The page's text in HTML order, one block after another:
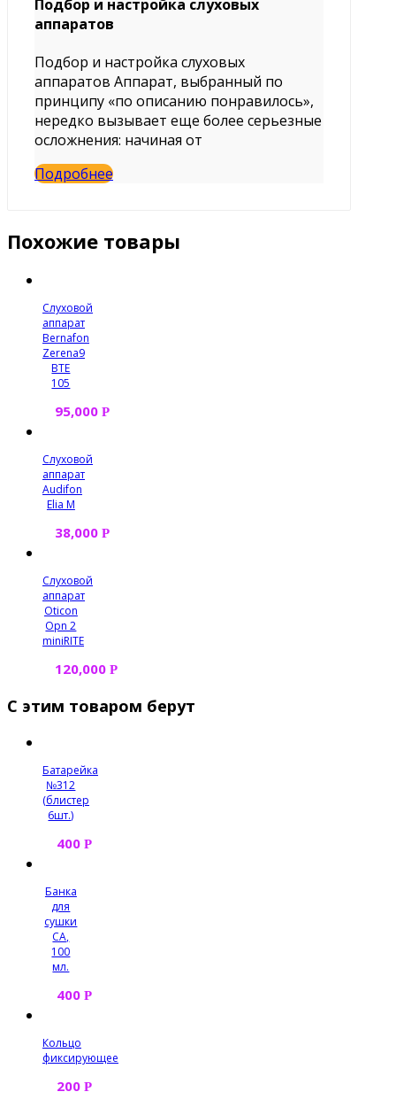
Подбор и настройка слуховых
аппаратов
Подбор и настройка слуховых
аппаратов Аппарат, выбранный по
принципу «по описанию понравилось»,
нередко вызывает еще более серьезные
осложнения: начиная от
Подробнее
Похожие товары
Слуховой
аппарат
Bernafon
Zerena9
BTE
105
95,000 Р
Слуховой
аппарат
Audifon
Elia M
38,000 Р
Слуховой
аппарат
Oticon
Opn 2
miniRITE
120,000 Р
С этим товаром берут
Батарейка
№312
(блистер
6шт.)
400 Р
Банка
для
сушки
СА,
100
мл.
400 Р
Кольцо
фиксирующее
200 Р